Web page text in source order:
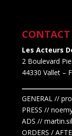
CONTACT
Les Acteurs
2 Boulevard
44330 Vallet–
GENERAL //
PRESS //
ADS //
ORDERS /